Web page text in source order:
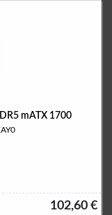
mATX 1700
102,60 €